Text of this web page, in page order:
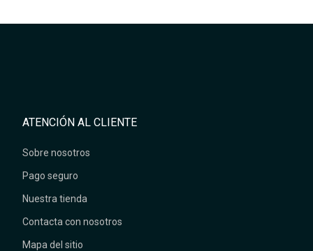
ATENCIÓN AL CLIENTE
Sobre nosotros
Pago seguro
Nuestra tienda
Contacta con nosotros
Mapa del sitio